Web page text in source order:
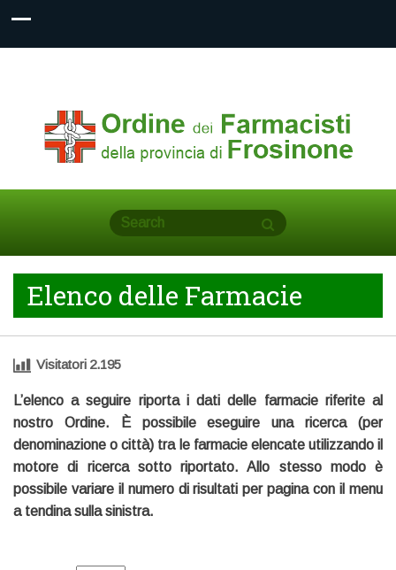
Elenco delle Farmacie
Visitatori 2.195
L’elenco a seguire riporta idati delle farmacie riferite al
nostro Ordine. È possibileeseguire una ricerca (per
denominazione o città) tra le farmacie elencateutilizzando il
motore di ricerca sotto riportato. Allo stesso modo è
possibile variare il numero di risultati per pagina con il menu
a tendina sulla sinistra.